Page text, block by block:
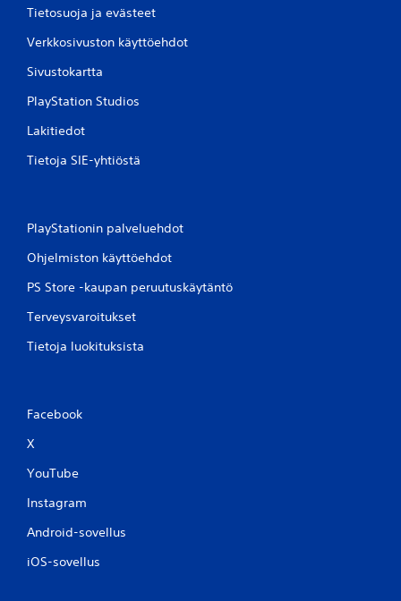
Tietosuoja ja evästeet
Verkkosivuston käyttöehdot
Sivustokartta
PlayStation Studios
Lakitiedot
Tietoja SIE-yhtiöstä
PlayStationin palveluehdot
Ohjelmiston käyttöehdot
PS Store -kaupan peruutuskäytäntö
Terveysvaroitukset
Tietoja luokituksista
Facebook
X
YouTube
Instagram
Android-sovellus
iOS-sovellus